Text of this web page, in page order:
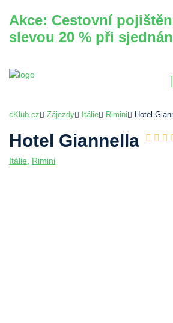
Akce: Cestovní
slevou 20 % při
cKlub.cz Zájezdy Itálie Rimini Hotel
Hotel Giannella
Itálie Rimini